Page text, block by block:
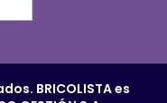
BRICOLISTA es